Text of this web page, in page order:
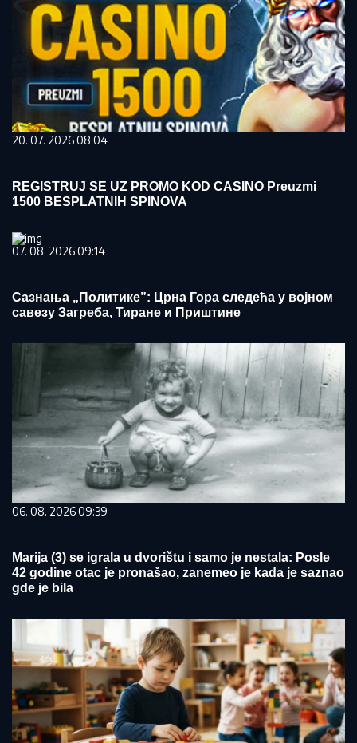
20. 07. 2026 08:04
REGISTRUJ SE UZ PROMO KOD CASINO Preuzmi
1500 BESPLATNIH SPINOVA
07. 08. 2026 09:14
Сазнања „Политике”: Црна Гора следећа у војном
савезу Загреба, Тиране и Приштине
06. 08. 2026 09:39
Marija (3) se igrala u dvorištu i samo je nestala: Posle
42 godine otac je pronašao, zanemeo je kada je saznao
gde je bila